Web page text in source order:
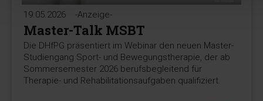
19.05.2026 -Anzeige-
Master-Talk MSBT
Die DHfPG präsentiert im Webinar den neuen Master-
Studiengang Sport- und Bewegungstherapie, der ab
Sommersemester 2026 berufsbegleitend für
Therapie- und Rehabilitationsaufgaben qualifiziert.